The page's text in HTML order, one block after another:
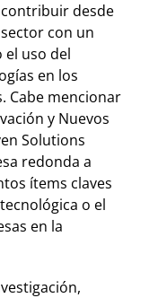
desde
con un
uso del
en los
Cabe mencionar
y Nuevos
Solutions
redonda a
ítems claves
o el
en la